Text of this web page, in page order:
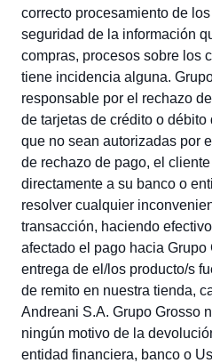
correcto procesamiento de
seguridad de la información
compras, procesos sobre los
tiene incidencia alguna.
responsable por el rechazo
de tarjetas de crédito o
que no sean autorizadas por
de rechazo de pago, el
directamente a su banco o
resolver cualquier
transacción, haciendo
afectado el pago hacia Grupo
entrega de el/los producto/s
de remito en nuestra tienda,
Andreani S.A. Grupo Grosso
ningún motivo de la
entidad financiera, banco o